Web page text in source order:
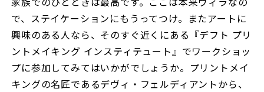
で、ステイケーションにもうってつけ。またアートに
興味のある人なら、そのすぐ近くにある『デフト プリ
ントメイキング インスティテュート』でワークショッ
プに参加してみてはいかがでしょうか。プリントメイ
キングの名匠であるデヴィ・フェルディアントから、